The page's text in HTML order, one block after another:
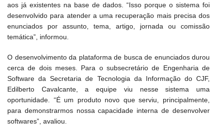
aos já existentes na base de dados. “Isso porque o sistema foi
desenvolvido para atender a uma recuperação mais precisa dos
enunciados por assunto, tema, artigo, jornada ou comissão
temática”, informou.
O desenvolvimento da plataforma de busca de enunciados durou
cerca de dois meses. Para o subsecretário de Engenharia de
Software da Secretaria de Tecnologia da Informação do CJF,
Edilberto Cavalcante, a equipe viu nesse sistema uma
oportunidade. “É um produto novo que serviu, principalmente,
para demonstrarmos nossa capacidade interna de desenvolver
softwares”, avaliou.